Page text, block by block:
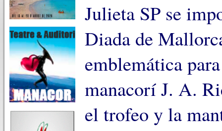
Julieta SP se
Diada de
emblemática
manacorí J. A.
el trofeo y la